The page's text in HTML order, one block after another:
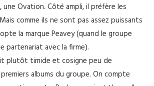
Ovation. Côté ampli, il préfère les
comme ils ne sont pas assez puissants
la marque Peavey (quand le groupe
partenariat avec la firme).
plutôt timide et cosigne peu de
albums du groupe. On compte